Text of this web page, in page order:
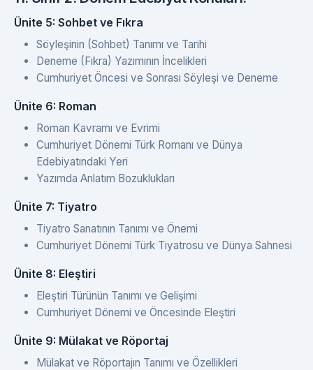
Ünite 5: Sohbet ve Fıkra
Söyleşinin (Sohbet) Tanımı ve Tarihi
Deneme (Fıkra) Yazımının İncelikleri
Cumhuriyet Öncesi ve Sonrası Söyleşi ve Deneme
Ünite 6: Roman
Roman Kavramı ve Evrimi
Cumhuriyet Dönemi Türk Romanı ve Dünya
Edebiyatındaki Yeri
Yazımda Anlatım Bozuklukları
Ünite 7: Tiyatro
Tiyatro Sanatının Tanımı ve Önemi
Cumhuriyet Dönemi Türk Tiyatrosu ve Dünya Sahnesi
Ünite 8: Eleştiri
Eleştiri Türünün Tanımı ve Gelişimi
Cumhuriyet Dönemi ve Öncesinde Eleştiri
Ünite 9: Mülakat ve Röportaj
Mülakat ve Röportajın Tanımı ve Özellikleri